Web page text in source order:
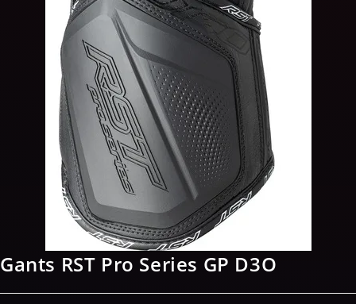
Gants RST Pro Series GP D3O